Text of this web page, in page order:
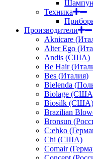
Техника
Производители
Aknicare
Alter Ego
Andis (США)
Be Hair
Bes (Италия)
Bielenda
Biolage
Biosilk (США)
Brazilian
Bronsun
C:ehko
Chi (США)
Comair